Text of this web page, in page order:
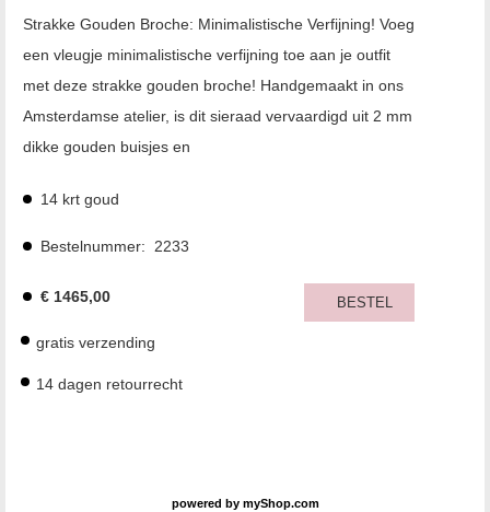
Strakke Gouden Broche: Minimalistische Verfijning! Voeg
een vleugje minimalistische verfijning toe aan je outfit
met deze strakke gouden broche! Handgemaakt in ons
Amsterdamse atelier, is dit sieraad vervaardigd uit 2 mm
dikke gouden buisjes en
14 krt goud
Bestelnummer: 2233
€ 1465,00 BESTEL
gratis verzending
14 dagen retourrecht
powered by myShop.com